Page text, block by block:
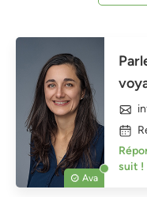
Ava
suit !